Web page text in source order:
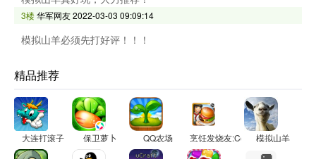
3楼华军网友2022-03-03 09:09:14
模拟山羊必须先打好评！！！
精品推荐
大连打滚子 保卫萝卜 QQ农场 烹饪发烧友:Cooking Fever
模拟山羊